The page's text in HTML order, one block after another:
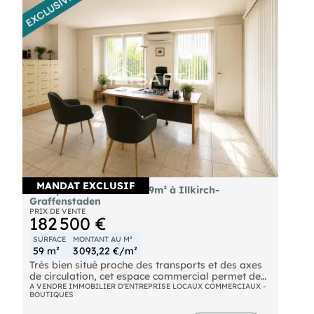
MANDAT EXCLUSIF
AV espace commercial 59m² à Illkirch-
Graffenstaden
PRIX DE VENTE
182 500 €
SURFACE
59 m²
MONTANT AU M²
3 093,22 €/m²
Très bien situé proche des transports et des axes
de circulation, cet espace commercial permet de
nombreuses activités.
A VENDRE IMMOBILIER D'ENTREPRISE LOCAUX COMMERCIAUX -
BOUTIQUES